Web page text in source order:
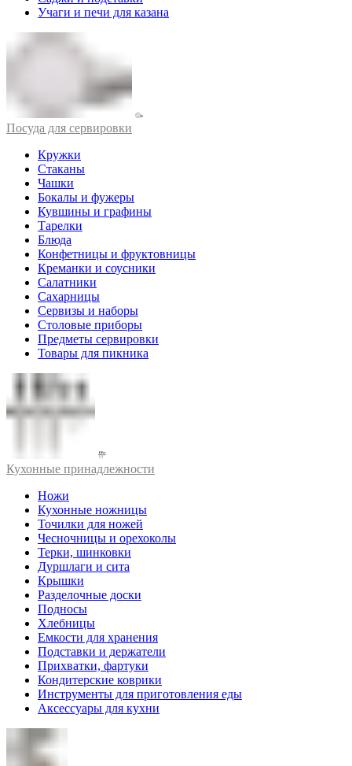
Учаги и печи для казана
Посуда для сервировки
Кружки
Стаканы
Чашки
Бокалы и фужеры
Кувшины и графины
Тарелки
Блюда
Конфетницы и фруктовницы
Креманки и соусники
Салатники
Сахарницы
Сервизы и наборы
Столовые приборы
Предметы сервировки
Товары для пикника
Кухонные принадлежности
Ножи
Кухонные ножницы
Точилки для ножей
Чесночницы и орехоколы
Терки, шинковки
Дуршлаги и сита
Крышки
Разделочные доски
Подносы
Хлебницы
Емкости для хранения
Подставки и держатели
Прихватки, фартуки
Кондитерские коврики
Инструменты для приготовления еды
Аксессуары для кухни